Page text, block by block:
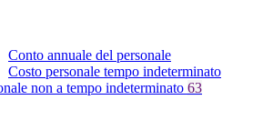
Conto annuale del personale
Costo personale tempo indeterminato
non a tempo indeterminato 63